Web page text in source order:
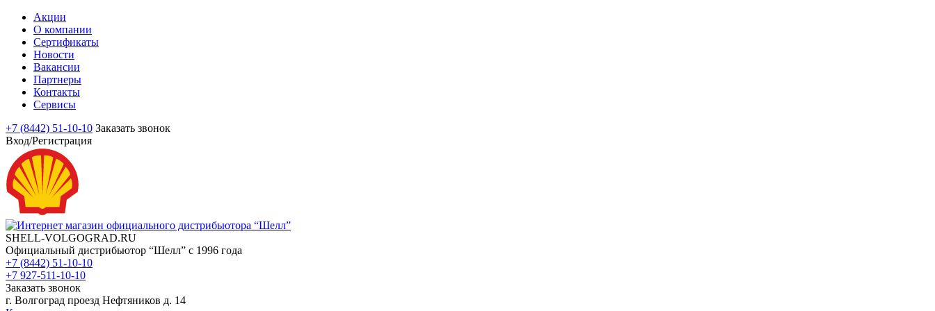
Акции
О компании
Сертификаты
Новости
Вакансии
Партнеры
Контакты
Сервисы
+7 (8442) 51-10-10 Заказать звонок
Вход/Регистрация
SHELL-VOLGOGRAD.RU
Официальный дистрибьютор “Шелл” с 1996 года
+7 (8442) 51-10-10
+7 927-511-10-10
Заказать звонок
г. Волгоград проезд Нефтяников д. 14